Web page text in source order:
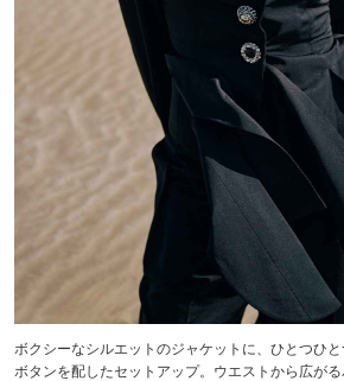
ボクシーなシルエットのジャケットに、ひとつひ
ボタンを配したセットアップ。ウエストから広が